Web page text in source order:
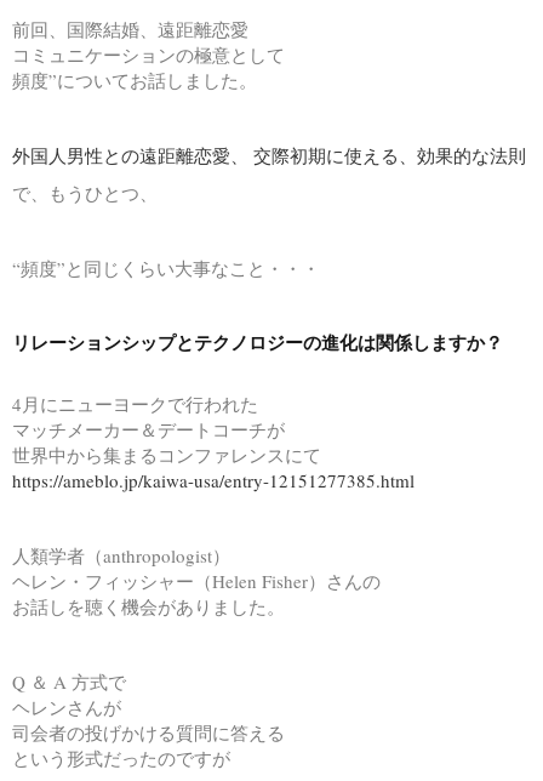
前回、国際結婚、遠距離恋愛
コミュニケーションの極意として
頻度”についてお話しました。
外国人男性との遠距離恋愛、 交際初期に使える、効果的な法則
で、もうひとつ、
“頻度”と同じくらい大事なこと・・・
リレーションシップとテクノロジーの進化は関係しますか？
4月にニューヨークで行われた
マッチメーカー＆デートコーチが
世界中から集まるコンファレンスにて
https://ameblo.jp/kaiwa-usa/entry-12151277385.html
人類学者（anthropologist）
ヘレン・フィッシャー（Helen Fisher）さんの
お話しを聴く機会がありました。
Q ＆ A 方式で
ヘレンさんが
司会者の投げかける質問に答える
という形式だったのですが